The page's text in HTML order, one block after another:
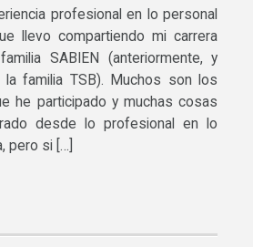
profesional en lo personal
llevo compartiendo mi carrera
SABIEN (anteriormente, y
la familia TSB). Muchos son los
he participado y muchas cosas
desde lo profesional en lo
pero si […]